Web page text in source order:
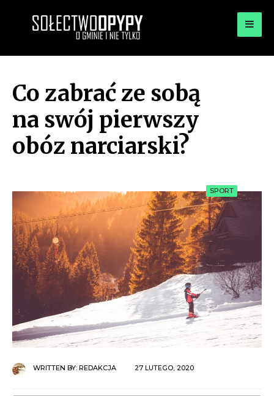
OPYPY.PL
Co zabrać ze sobą
na swój pierwszy
obóz narciarski?
SPORT
WRITTEN BY: REDAKCJA 27 LUTEGO, 2020